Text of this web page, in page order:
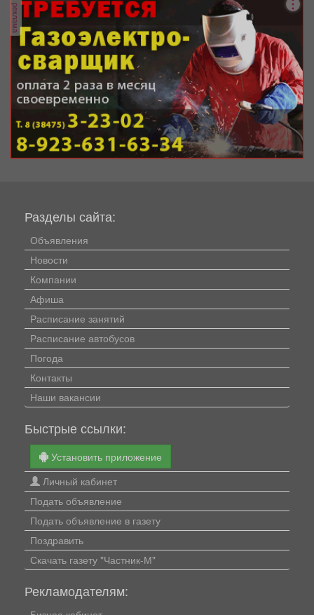
реклама
Разделы сайта:
Объявления
Новости
Компании
Афиша
Расписание занятий
Расписание автобусов
Погода
Контакты
Наши вакансии
Быстрые ссылки:
Установить приложение
Личный кабинет
Подать объявление
Подать объявление в газету
Поздравить
Скачать газету "Частник-М"
Рекламодателям: